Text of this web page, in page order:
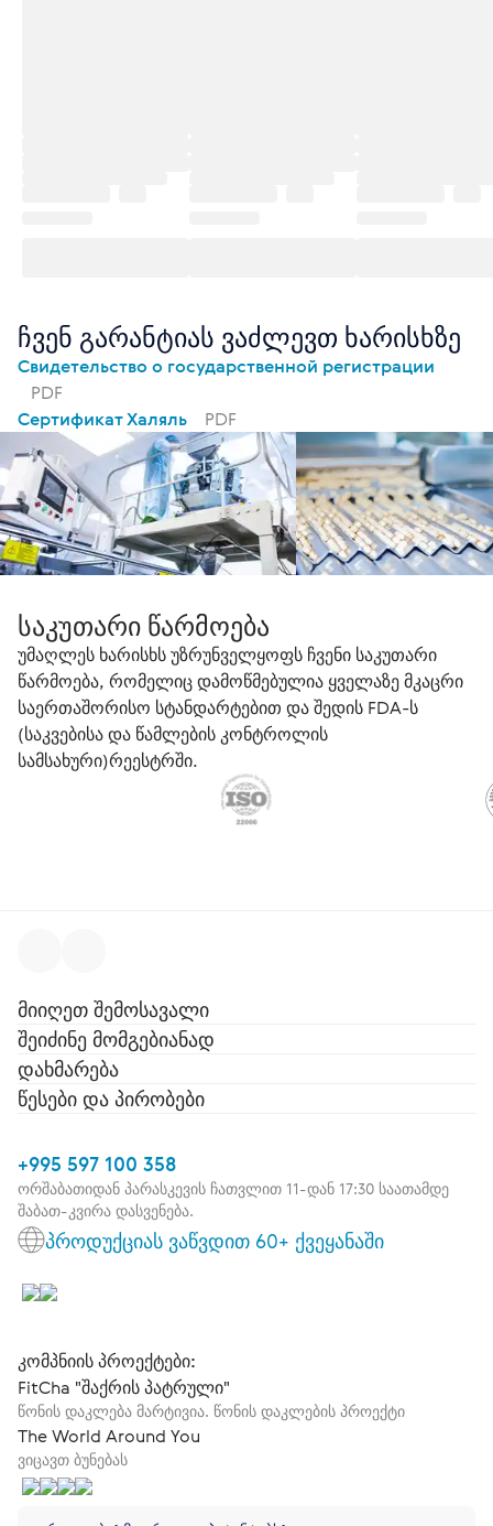
ჩვენ გარანტიას ვაძლევთ ხარისხზე
Свидетельство о государственной регистрации
PDF
Сертификат Халяль
PDF
საკუთარი წარმოება
უმაღლეს ხარისხს უზრუნველყოფს ჩვენი საკუთარი
წარმოება, რომელიც დამოწმებულია ყველაზე მკაცრი
საერთაშორისო სტანდარტებით და შედის FDA-ს
(საკვებისა და წამლების კონტროლის
სამსახური)რეესტრში.
მიიღეთ შემოსავალი
შეიძინე მომგებიანად
დახმარება
წესები და პირობები
+995 597 100 358
ორშაბათიდან პარასკევის ჩათვლით 11-დან 17:30 საათამდე
შაბათ-კვირა დასვენება.
პროდუქციას ვაწვდით 60+ ქვეყანაში
კომპნიის პროექტები:
FitCha "შაქრის პატრული"
წონის დაკლება მარტივია. წონის დაკლების პროექტი
The World Around You
ვიცავთ ბუნებას